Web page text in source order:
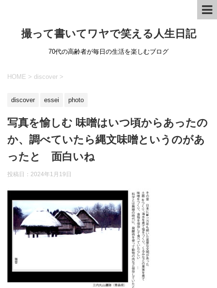
撮って書いてワヤで笑える人生日記
70代の高齢者が毎日の生活を楽しむブログ
HOME > discover >
discover essei photo
写真を愉しむ 味噌はいつ頃からあったの
か、調べていたら縄文味噌というのがあ
ったと 面白いね
投稿日： 2024年1月19日